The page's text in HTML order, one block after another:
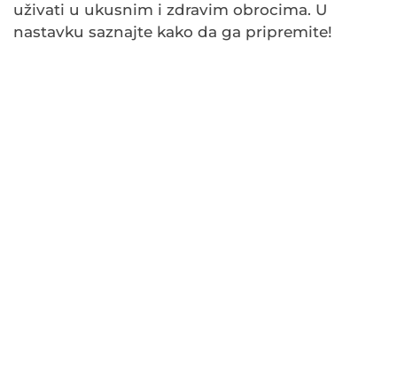
uživati u ukusnim i zdravim obrocima. U
nastavku saznajte kako da ga pripremite!